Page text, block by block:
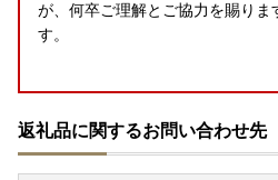
が、何卒ご理解とご協力を賜りま
す。
お盆期間の休業日について
返礼品に関するお問い合わせ先